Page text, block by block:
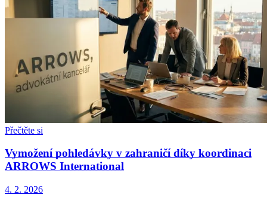
Přečtěte si
Vymožení pohledávky v zahraničí díky koordinaci
ARROWS International
4. 2. 2026